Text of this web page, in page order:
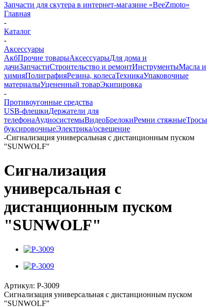
Запчасти для скутера в интернет-магазине «BeeZmoto»
Главная
-
Каталог
-
Аксессуары
АкбПрочие товарыАксессуарыДля дома и
дачиЗапчастиСтроительство и ремонтИнструментыМасла и
химияПолиграфияРезина, колесаТехникаУпаковочные
материалыУцененный товарЭкипировка
-
Противоугонные средства
USB-флешкиДержатели для
телефонаАудиосистемыВидеоБрелокиРемни стяжныеТросы
буксировочныеЭлектрика/освещение
-Сигнализация универсальная с дистанционным пуском
"SUNWOLF"
Сигнализация
универсальная с
дистанционным пуском
"SUNWOLF"
Артикул: P-3009
Сигнализация универсальная с дистанционным пуском
"SUNWOLF"